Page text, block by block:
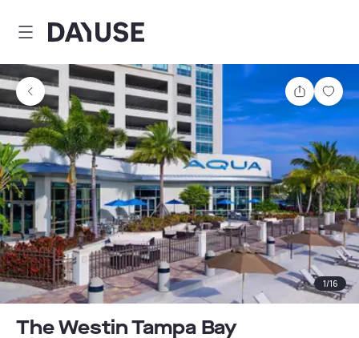
Dayuse
1/16
The Westin Tampa Bay